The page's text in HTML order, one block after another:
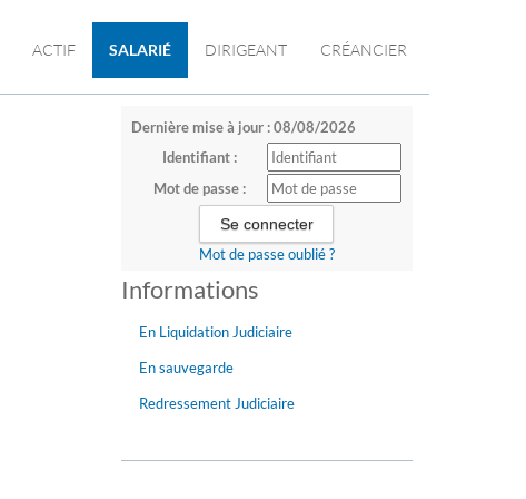
ACTIF SALARIÉ DIRIGEANT CRÉANCIER
Dernière mise à jour : 08/08/2026
Identifiant :
Mot de passe :
Mot de passe oublié ?
Informations
En Liquidation Judiciaire
En sauvegarde
Redressement Judiciaire